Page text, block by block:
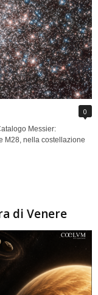
0
Messier:
M28, nella costellazione
di Venere